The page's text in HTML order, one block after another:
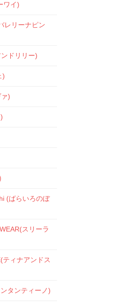
ワイ)
レリーナピン
ドリリー)
)
)
(ばらいろのぼ
スリーラ
ティナアンドス
タンティーノ)